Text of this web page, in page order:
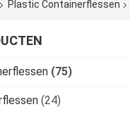
Plastic Containerflessen
(75)
(24)